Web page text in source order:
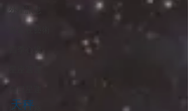
外星訊息
天秤